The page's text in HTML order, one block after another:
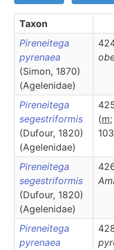
Taxon
Pireneitega
pyrenaea
(Simon, 1870)
(Agelenidae)
Pireneitega
segestriformis
(Dufour, 1820)
(Agelenidae)
(m
Pireneitega
segestriformis
(Dufour, 1820)
(Agelenidae)
Pireneitega
pyrenaea